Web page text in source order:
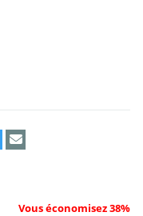
Vous économisez 38%